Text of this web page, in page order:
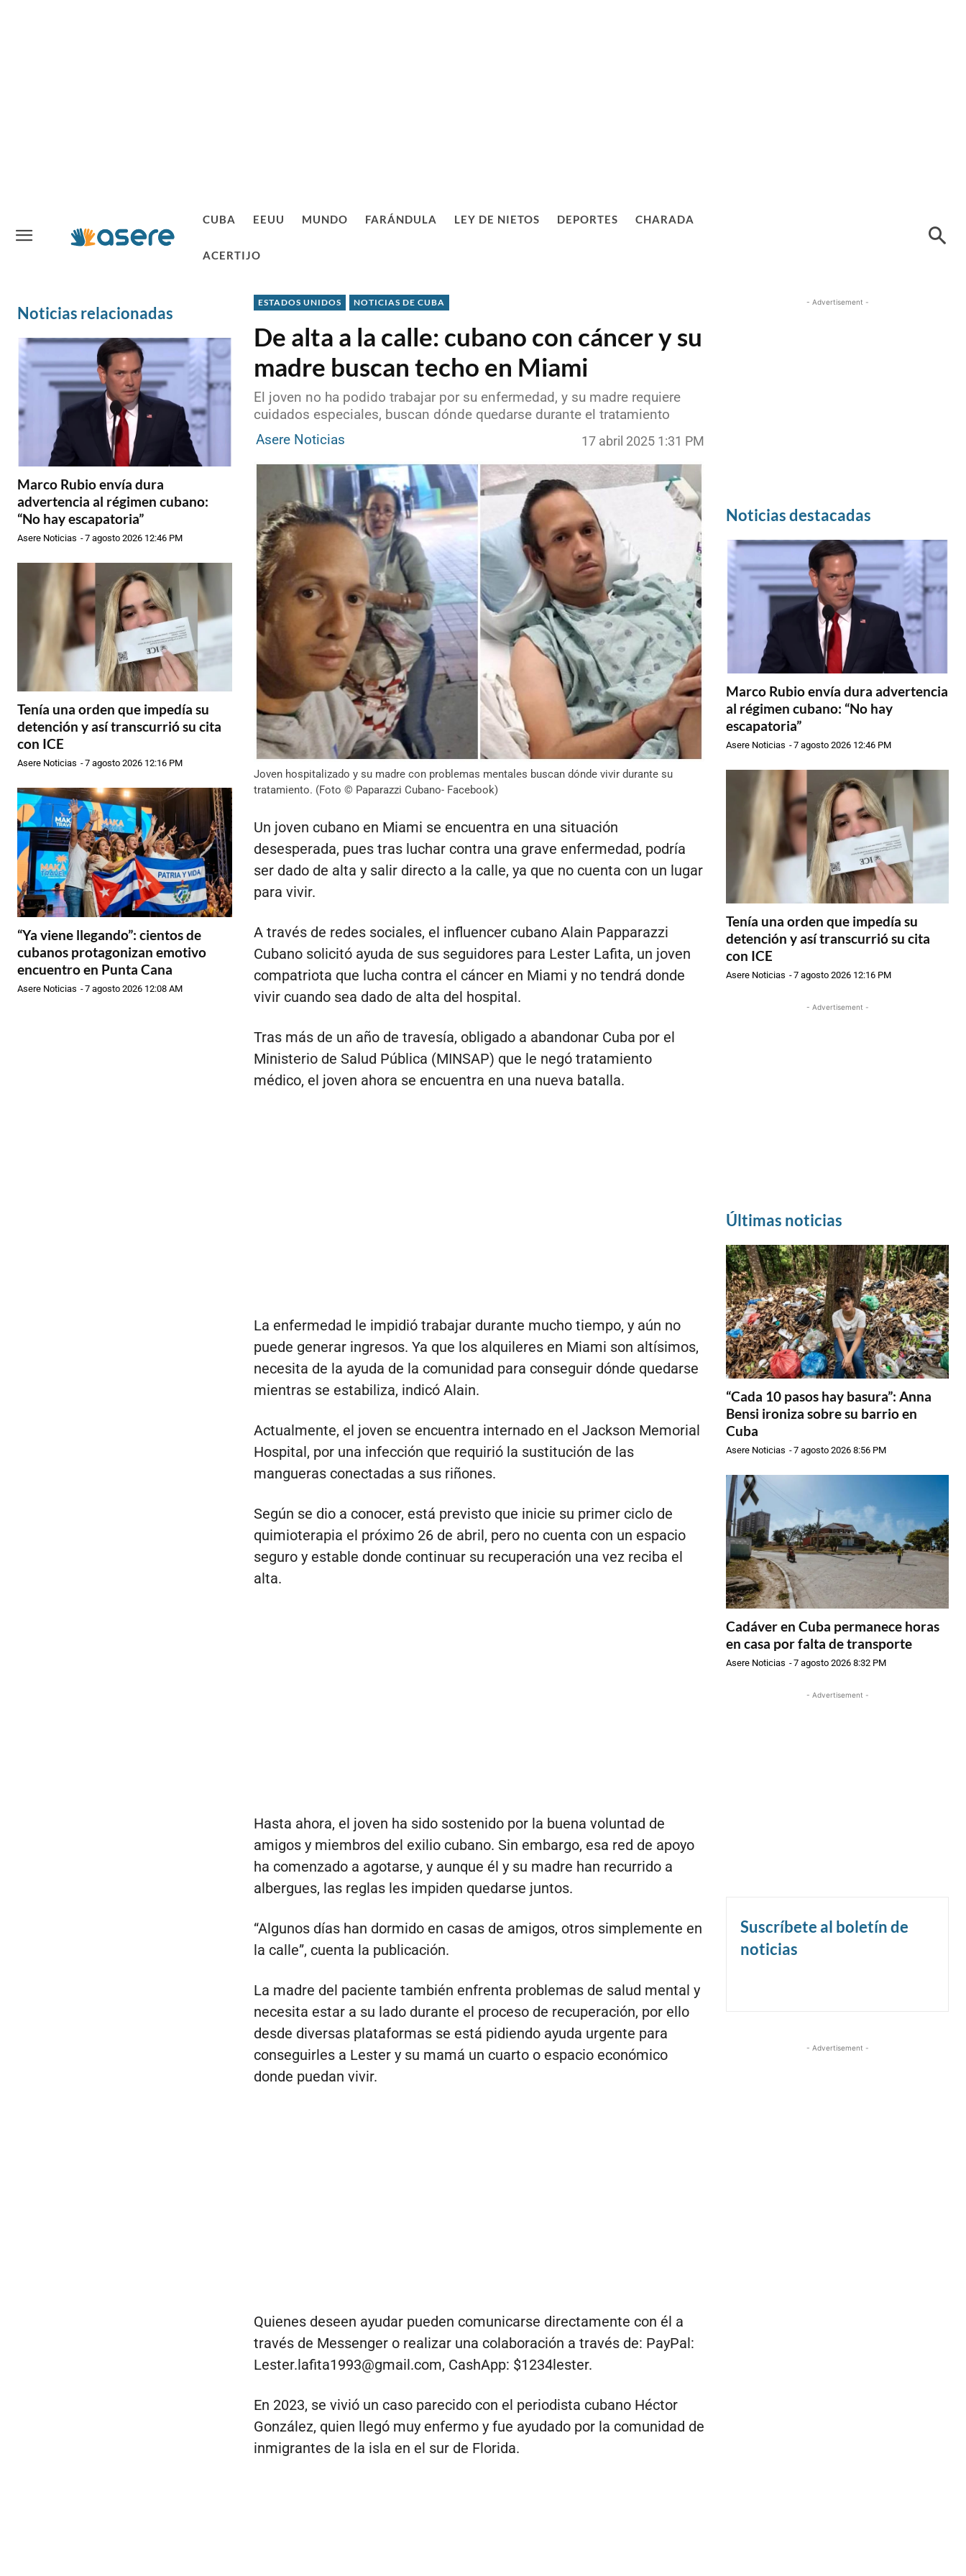
CUBA EEUU MUNDO FARÁNDULA LEY DE NIETOS DEPORTES CHARADA
ACERTIJO
Noticias relacionadas
Marco Rubio envía dura
advertencia al régimen cubano:
“No hay escapatoria”
Asere Noticias -7 agosto 2026 12:46 PM
Tenía una orden que impedía su
detención y así transcurrió su cita
con ICE
Asere Noticias -7 agosto 2026 12:16 PM
“Ya viene llegando”: cientos de
cubanos protagonizan emotivo
encuentro en Punta Cana
Asere Noticias -7 agosto 2026 12:08 AM
ESTADOS UNIDOS NOTICIAS DE CUBA
De alta a la calle: cubano con cáncer y su
madre buscan techo en Miami
El joven no ha podido trabajar por su enfermedad, y su madre requiere
cuidados especiales, buscan dónde quedarse durante el tratamiento
Asere Noticias
17 abril 2025 1:31 PM
Joven hospitalizado y su madre con problemas mentales buscan dónde vivir durante su
tratamiento. (Foto © Paparazzi Cubano- Facebook)
Un joven cubano en Miami se encuentra en una situación
desesperada, pues tras luchar contra una grave enfermedad, podría
ser dado de alta y salir directo a la calle, ya que no cuenta con un lugar
para vivir.
A través de redes sociales, el influencer cubano Alain Papparazzi
Cubano solicitó ayuda de sus seguidores para Lester Lafita, un joven
compatriota que lucha contra el cáncer en Miami y no tendrá donde
vivir cuando sea dado de alta del hospital.
Tras más de un año de travesía, obligado a abandonar Cuba por el
Ministerio de Salud Pública (MINSAP) que le negó tratamiento
médico, el joven ahora se encuentra en una nueva batalla.
La enfermedad le impidió trabajar durante mucho tiempo, y aún no
puede generar ingresos. Ya que los alquileres en Miami son altísimos,
necesita de la ayuda de la comunidad para conseguir dónde quedarse
mientras se estabiliza, indicó Alain.
Actualmente, el joven se encuentra internado en el Jackson Memorial
Hospital, por una infección que requirió la sustitución de las
mangueras conectadas a sus riñones.
Según se dio a conocer, está previsto que inicie su primer ciclo de
quimioterapia el próximo 26 de abril, pero no cuenta con un espacio
seguro y estable donde continuar su recuperación una vez reciba el
alta.
Hasta ahora, el joven ha sido sostenido por la buena voluntad de
amigos y miembros del exilio cubano. Sin embargo, esa red de apoyo
ha comenzado a agotarse, y aunque él y su madre han recurrido a
albergues, las reglas les impiden quedarse juntos.
“Algunos días han dormido en casas de amigos, otros simplemente en
la calle”, cuenta la publicación.
La madre del paciente también enfrenta problemas de salud mental y
necesita estar a su lado durante el proceso de recuperación, por ello
desde diversas plataformas se está pidiendo ayuda urgente para
conseguirles a Lester y su mamá un cuarto o espacio económico
donde puedan vivir.
Quienes deseen ayudar pueden comunicarse directamente con él a
través de Messenger o realizar una colaboración a través de: PayPal:
Lester.lafita1993@gmail.com, CashApp: $1234lester.
En 2023, se vivió un caso parecido con el periodista cubano Héctor
González, quien llegó muy enfermo y fue ayudado por la comunidad de
inmigrantes de la isla en el sur de Florida.
- Advertisement -
Noticias destacadas
Marco Rubio envía dura advertencia
al régimen cubano: “No hay
escapatoria”
Asere Noticias -7 agosto 2026 12:46 PM
Tenía una orden que impedía su
detención y así transcurrió su cita
con ICE
Asere Noticias -7 agosto 2026 12:16 PM
- Advertisement -
Últimas noticias
“Cada 10 pasos hay basura”: Anna
Bensi ironiza sobre su barrio en
Cuba
Asere Noticias -7 agosto 2026 8:56 PM
Cadáver en Cuba permanece horas
en casa por falta de transporte
Asere Noticias -7 agosto 2026 8:32 PM
- Advertisement -
Suscríbete al boletín de
noticias
- Advertisement -